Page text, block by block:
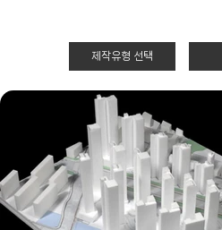
제작유형 선택
제작유형선택
PT
현상